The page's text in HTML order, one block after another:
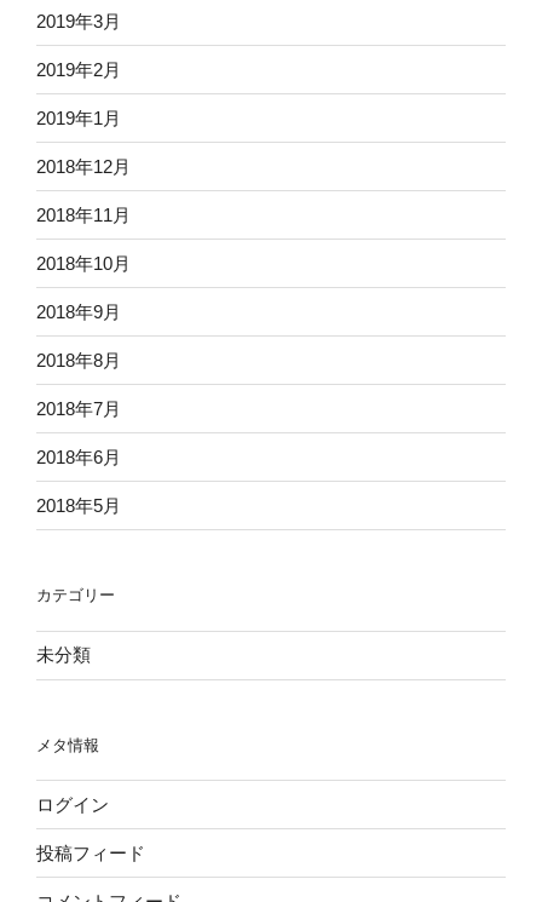
2019年3月
2019年2月
2019年1月
2018年12月
2018年11月
2018年10月
2018年9月
2018年8月
2018年7月
2018年6月
2018年5月
カテゴリー
未分類
メタ情報
ログイン
投稿フィード